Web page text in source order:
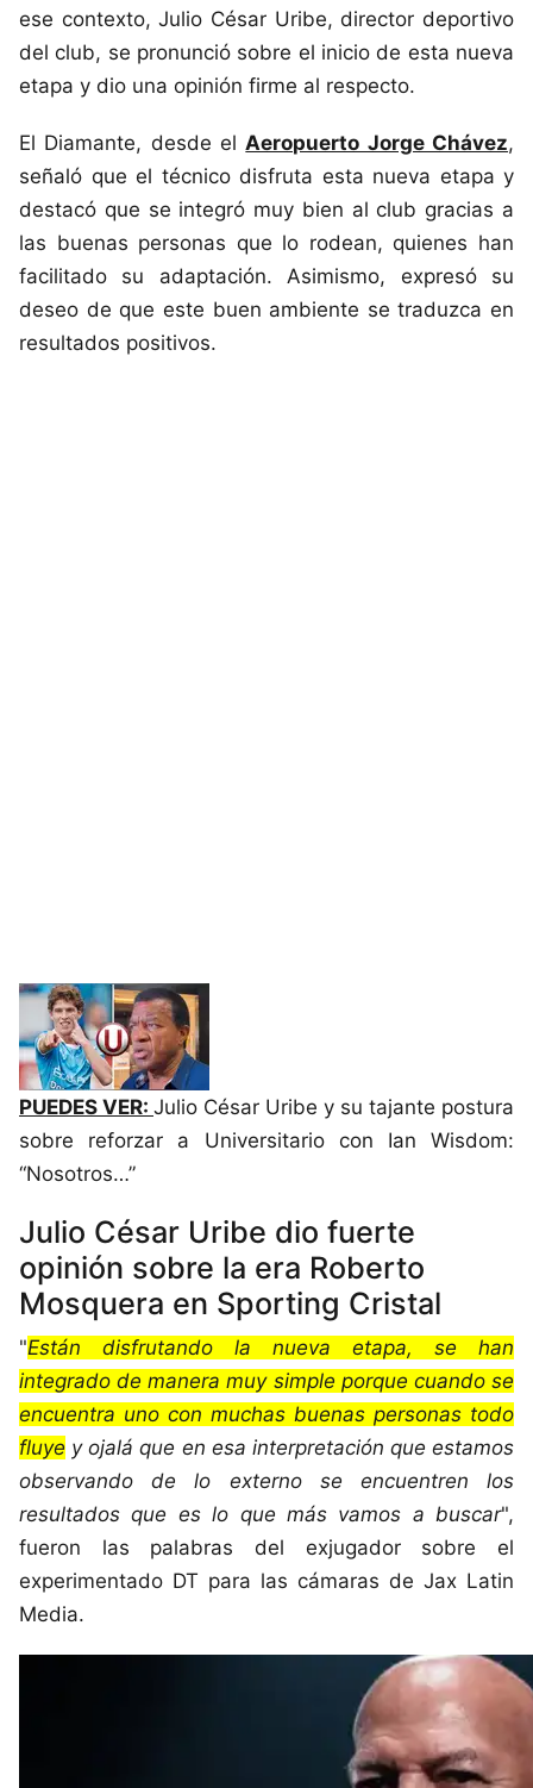
ese contexto, Julio César Uribe, director deportivo
del club, se pronunció sobre el inicio de esta nueva
etapa y dio una opinión firme al respecto.
El Diamante, desde elAeropuerto Jorge Chávez,
señaló que el técnico disfruta esta nueva etapa y
destacó que se integró muy bien al club gracias a
las buenas personas que lo rodean, quienes han
facilitado su adaptación. Asimismo, expresó su
deseo de que este buen ambiente se traduzca en
resultados positivos.
PUEDES VER: Julio César Uribe y su tajante postura
sobre reforzar a Universitario con Ian Wisdom:
“Nosotros…”
Julio César Uribe dio fuerte
opinión sobre la era Roberto
Mosquera en Sporting Cristal
"Están disfrutando la nueva etapa, se han
integrado de manera muy simple porque cuando se
encuentra uno con muchas buenas personas todo
fluye y ojalá que en esa interpretación que estamos
observando de lo externo se encuentren los
resultados que es lo que más vamos a buscar",
fueron las palabras del exjugador sobre el
experimentado DT para las cámaras de Jax Latin
Media.